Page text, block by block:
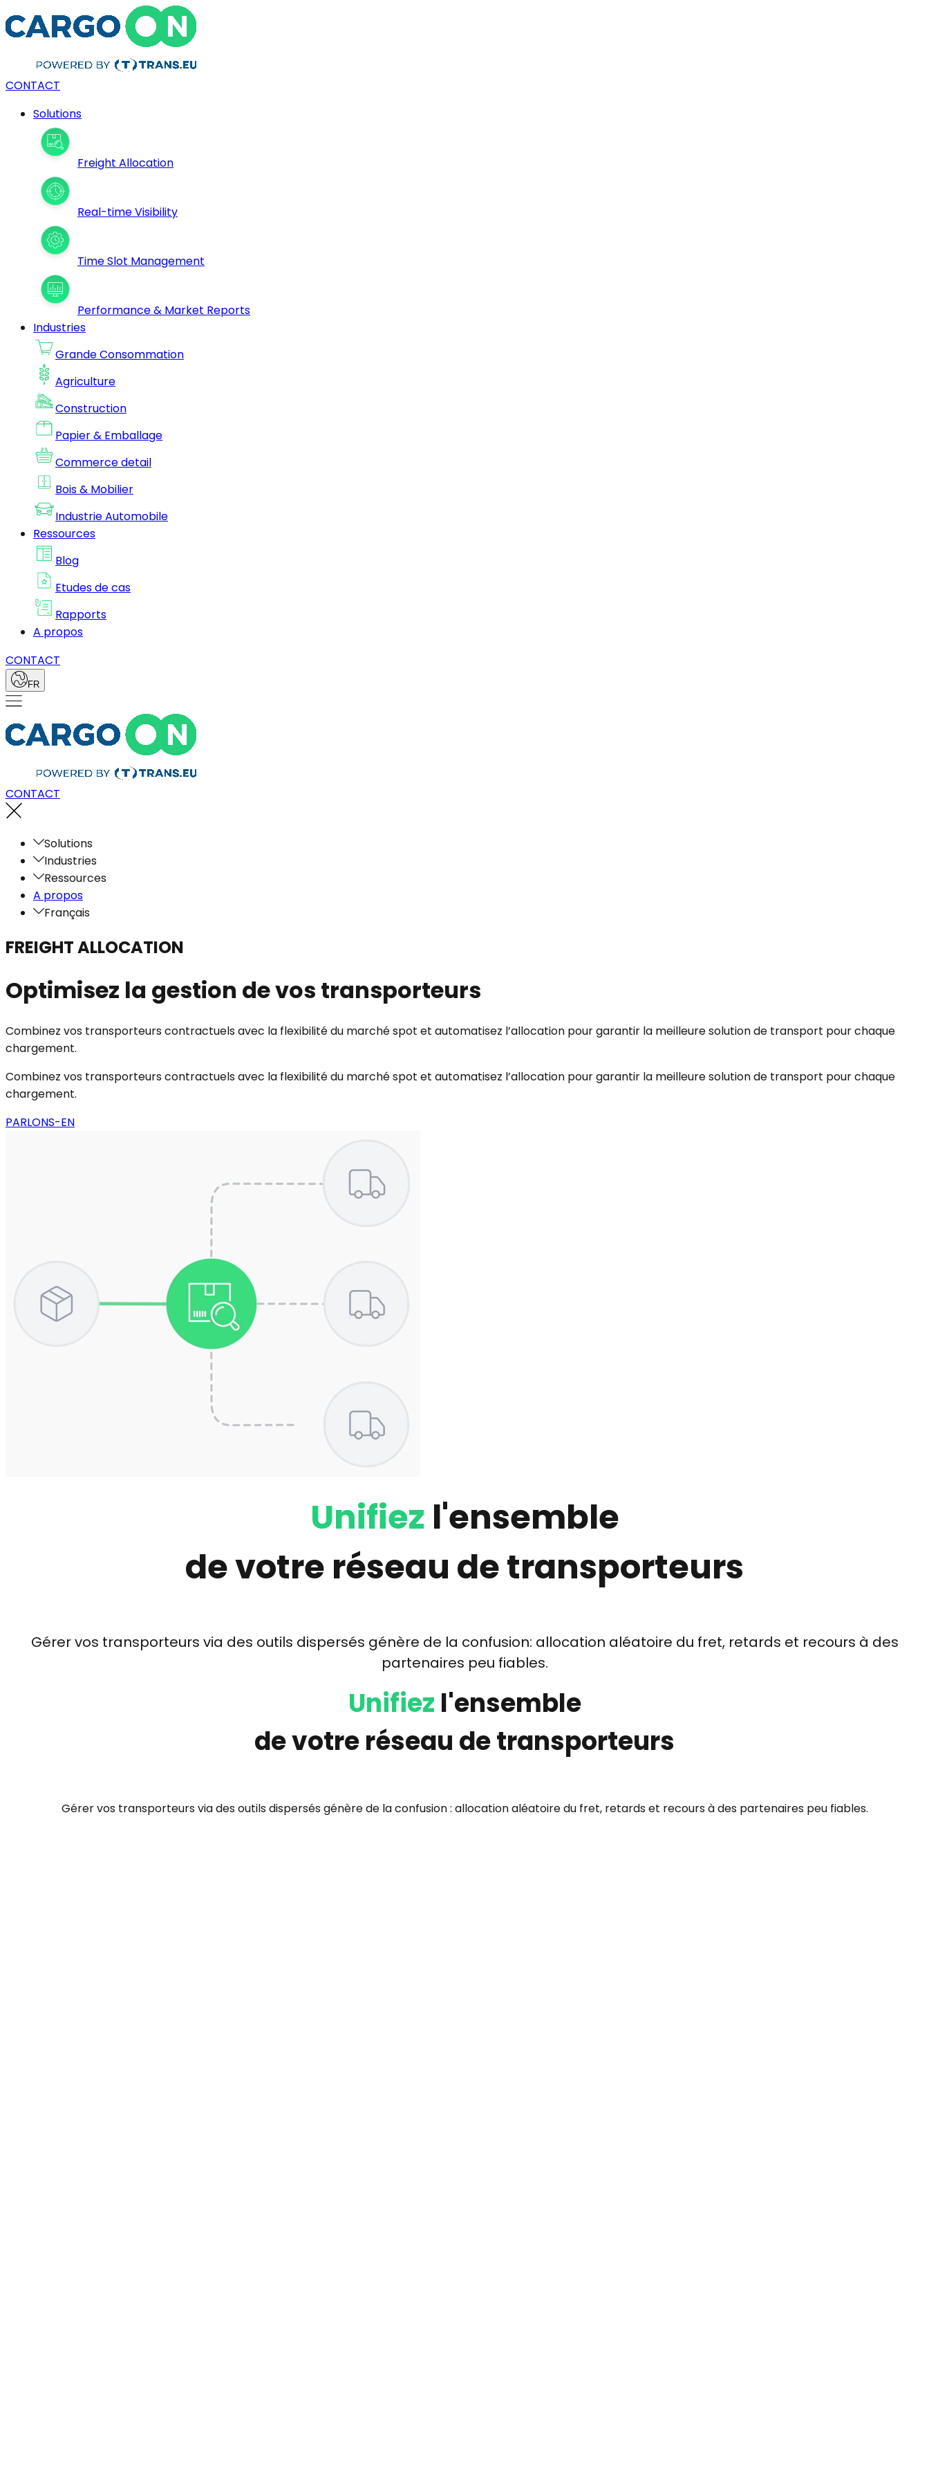
CONTACT
Solutions
Freight Allocation
Real-time Visibility
Time Slot Management
Performance & Market Reports
Industries
Grande Consommation
Agriculture
Construction
Papier & Emballage
Commerce detail
Bois & Mobilier
Industrie Automobile
Ressources
Blog
Etudes de cas
Rapports
A propos
CONTACT
FR
CONTACT
Solutions
Industries
Ressources
A propos
Français
FREIGHT ALLOCATION
Optimisez la gestion de vos transporteurs
Combinez vos transporteurs contractuels avec la flexibilité du marché spot et automatisez l’allocation pour garantir la meilleure solution de transport pour chaque
chargement.
Combinez vos transporteurs contractuels avec la flexibilité du marché spot et automatisez l’allocation pour garantir la meilleure solution de transport pour chaque
chargement.
PARLONS-EN
Unifiez l'ensemble
de votre réseau de transporteurs
Gérer vos transporteurs via des outils dispersés génère de la confusion: allocation aléatoire du fret, retards et recours à des
partenaires peu fiables.
Unifiez l'ensemble
de votre réseau de transporteurs
Gérer vos transporteurs via des outils dispersés génère de la confusion : allocation aléatoire du fret, retards et recours à des partenaires peu fiables.